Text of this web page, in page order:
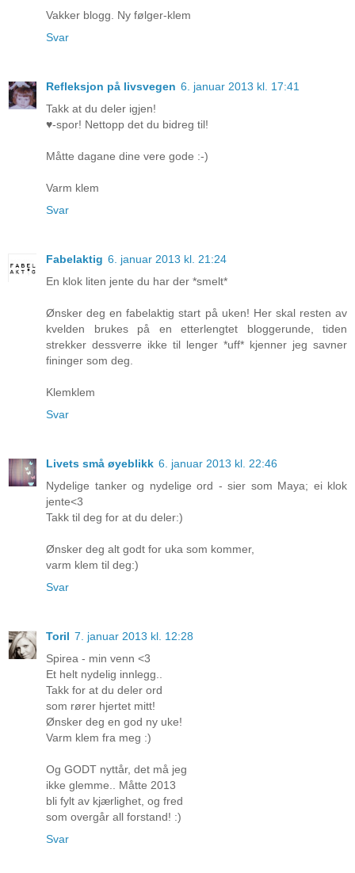
Vakker blogg. Ny følger-klem
Svar
Refleksjon på livsvegen 6. januar 2013 kl. 17:41
Takk at du deler igjen!
♥-spor! Nettopp det du bidreg til!
Måtte dagane dine vere gode :-)
Varm klem
Svar
Fabelaktig 6. januar 2013 kl. 21:24
En klok liten jente du har der *smelt*
Ønsker deg en fabelaktig start på uken! Her skal resten av
kvelden brukes på en etterlengtet bloggerunde, tiden
strekker dessverre ikke til lenger *uff* kjenner jeg savner
fininger som deg.
Klemklem
Svar
Livets små øyeblikk 6. januar 2013 kl. 22:46
Nydelige tanker og nydelige ord - sier som Maya; ei klok
jente<3
Takk til deg for at du deler:)
Ønsker deg alt godt for uka som kommer,
varm klem til deg:)
Svar
Toril 7. januar 2013 kl. 12:28
Spirea - min venn <3
Et helt nydelig innlegg..
Takk for at du deler ord
som rører hjertet mitt!
Ønsker deg en god ny uke!
Varm klem fra meg :)
Og GODT nyttår, det må jeg
ikke glemme.. Måtte 2013
bli fylt av kjærlighet, og fred
som overgår all forstand! :)
Svar